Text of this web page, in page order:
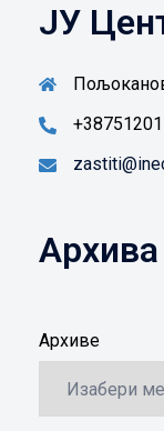
ЈУ
Архива
Архиве